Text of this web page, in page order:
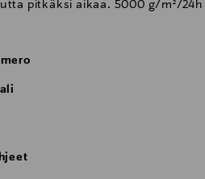
pitkäksi aikaa. 5000 g/m²/